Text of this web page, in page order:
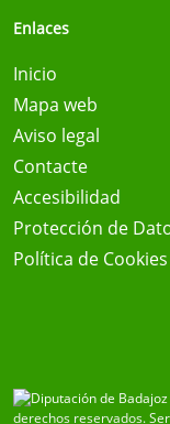
Enlaces
Inicio
Mapa web
Aviso legal
Contacte
Accesibilidad
Protección de
Política de Cookies
derechos reservados.